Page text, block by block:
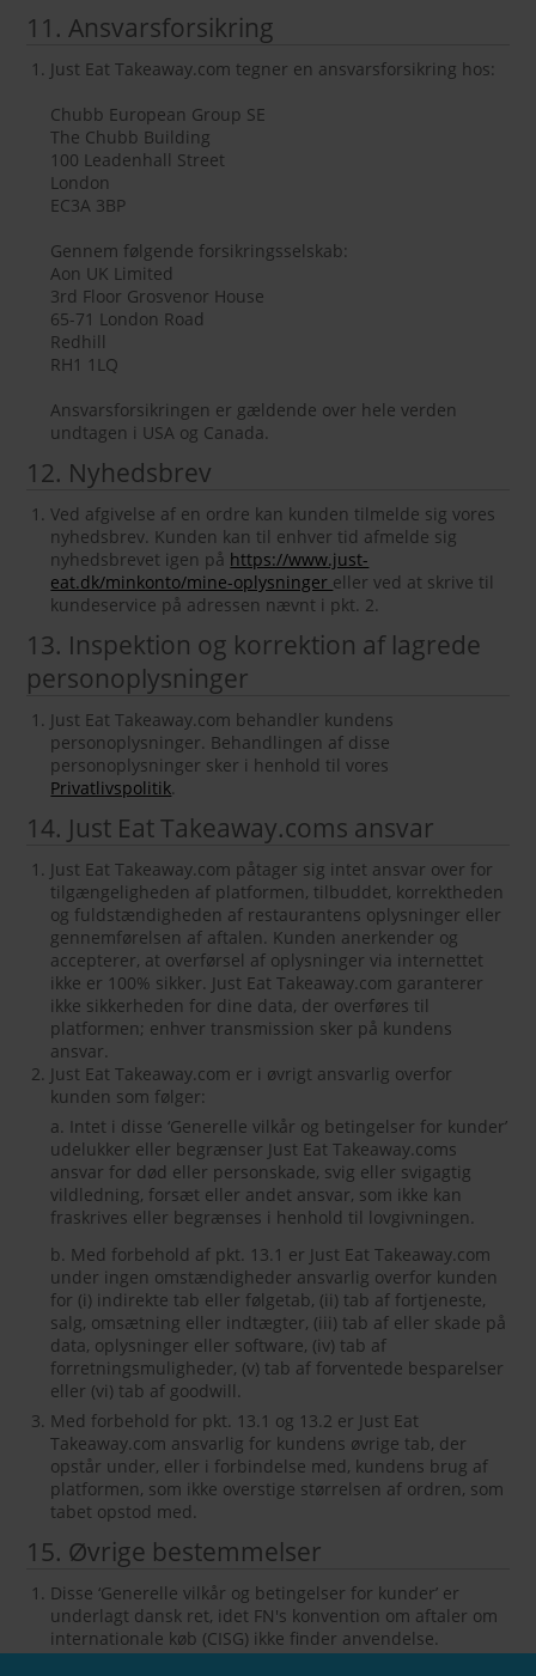
11. Ansvarsforsikring
Just Eat Takeaway.com tegner en ansvarsforsikring hos:
Chubb European Group SE
The Chubb Building
100 Leadenhall Street
London
EC3A 3BP
Gennem følgende forsikringsselskab:
Aon UK Limited
3rd Floor Grosvenor House
65-71 London Road
Redhill
RH1 1LQ
Ansvarsforsikringen er gældende over hele verden
undtagen i USA og Canada.
12. Nyhedsbrev
Ved afgivelse af en ordre kan kunden tilmelde sig vores
nyhedsbrev. Kunden kan til enhver tid afmelde sig
nyhedsbrevet igen på https://www.just-
eat.dk/minkonto/mine-oplysninger eller ved at skrive til
kundeservice på adressen nævnt i pkt. 2.
13. Inspektion og korrektion af lagrede
personoplysninger
Just Eat Takeaway.com behandler kundens
personoplysninger. Behandlingen af disse
personoplysninger sker i henhold til vores
Privatlivspolitik.
14. Just Eat Takeaway.coms ansvar
Just Eat Takeaway.com påtager sig intet ansvar over for
tilgængeligheden af ​​platformen, tilbuddet, korrektheden
og fuldstændigheden af ​​restaurantens oplysninger eller
gennemførelsen af ​​aftalen. Kunden anerkender og
accepterer, at overførsel af oplysninger via internettet
ikke er 100% sikker. Just Eat Takeaway.com garanterer
ikke sikkerheden for dine data, der overføres til
platformen; enhver transmission sker på kundens
ansvar.
Just Eat Takeaway.com er i øvrigt ansvarlig overfor
kunden som følger:
a. Intet i disse ‘Generelle vilkår og betingelser for kunder’
udelukker eller begrænser Just Eat Takeaway.coms
ansvar for død eller personskade, svig eller svigagtig
vildledning, forsæt eller andet ansvar, som ikke kan
fraskrives eller begrænses i henhold til lovgivningen.
b. Med forbehold af pkt. 13.1 er Just Eat Takeaway.com
under ingen omstændigheder ansvarlig overfor kunden
for (i) indirekte tab eller følgetab, (ii) tab af fortjeneste,
salg, omsætning eller indtægter, (iii) tab af eller skade på
data, oplysninger eller software, (iv) tab af
forretningsmuligheder, (v) tab af forventede besparelser
eller (vi) tab af goodwill.
Med forbehold for pkt. 13.1 og 13.2 er Just Eat
Takeaway.com ansvarlig for kundens øvrige tab, der
opstår under, eller i forbindelse med, kundens brug af
platformen, som ikke overstige størrelsen af ​​ordren, som
tabet opstod med.
15. Øvrige bestemmelser
Disse ‘Generelle vilkår og betingelser for kunder’ er
underlagt dansk ret, idet FN's konvention om aftaler om
internationale køb (CISG) ikke finder anvendelse.
Eventuelle søgsmål parterne imellem som følge af eller i